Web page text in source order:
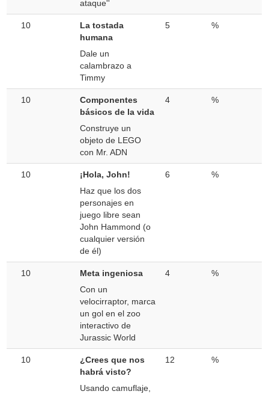
ataque''
10
La tostada
humana
Dale un
calambrazo a
Timmy
5 %
10
Componentes
básicos de la vida
Construye un
objeto de LEGO
con Mr. ADN
4 %
10
¡Hola, John!
Haz que los dos
personajes en
juego libre sean
John Hammond (o
cualquier versión
de él)
6 %
10
Meta ingeniosa
Con un
velocirraptor, marca
un gol en el zoo
interactivo de
Jurassic World
4 %
10
¿Crees que nos
habrá visto?
Usando camuflaje,
12 %